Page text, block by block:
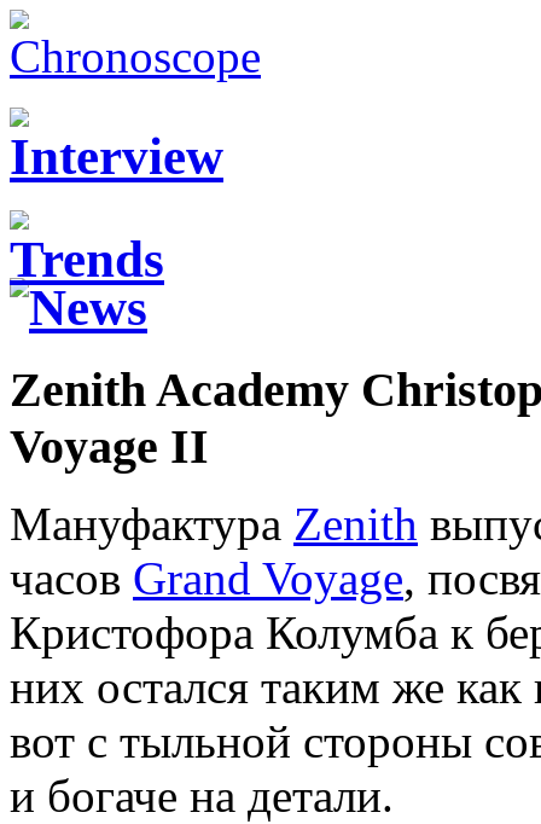
Zenith Academy
Voyage II
Мануфактура Zenith
часов Grand Voyage,
Кристофора Колумба к
них остался таким же
вот с тыльной стороны
и богаче на детали.